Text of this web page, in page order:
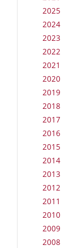
2025
2024
2023
2022
2021
2020
2019
2018
2017
2016
2015
2014
2013
2012
2011
2010
2009
2008